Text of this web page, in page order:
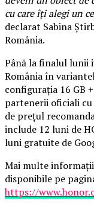
cu care îți alegi un
declarat Sabina
România.
Până la finalul lunii
România în
configurația 16 GB
partenerii oficiali cu
de prețul
include 12 luni de
luni gratuite de
Mai multe
disponibile pe
https://